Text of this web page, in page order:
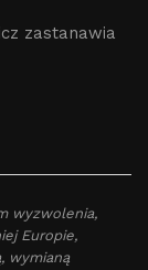
zastanawia
wyzwolenia,
Europie,
wymianą